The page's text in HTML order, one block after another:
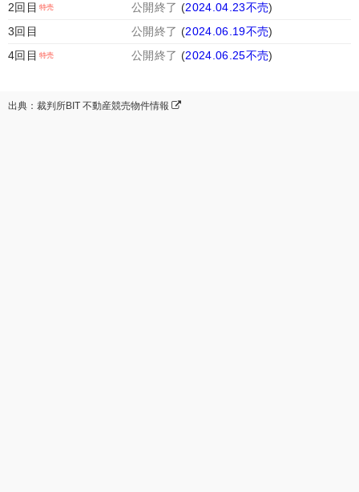
2回目
公開終了 (2024.04.23不売)
3回目
公開終了 (2024.06.19不売)
4回目
公開終了 (2024.06.25不売)
出典：裁判所BIT 不動産競売物件情報